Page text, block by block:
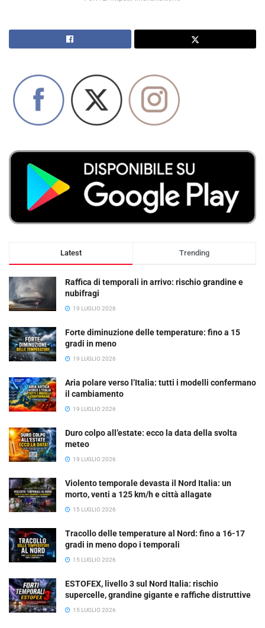
Latest Trending
Raffica di temporali in arrivo: rischio grandine e
nubifragi
19 LUGLIO 2026
Forte diminuzione delle temperature: fino a 15
gradi in meno
19 LUGLIO 2026
Aria polare verso l’Italia: tutti i modelli confermano
il cambiamento
19 LUGLIO 2026
Duro colpo all’estate: ecco la data della svolta
meteo
19 LUGLIO 2026
Violento temporale devasta il Nord Italia: un
morto, venti a 125 km/h e città allagate
15 LUGLIO 2026
Tracollo delle temperature al Nord: fino a 16-17
gradi in meno dopo i temporali
15 LUGLIO 2026
ESTOFEX, livello 3 sul Nord Italia: rischio
supercelle, grandine gigante e raffiche distruttive
15 LUGLIO 2026